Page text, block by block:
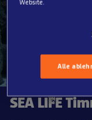
SEA LIFE
Website.
Alle